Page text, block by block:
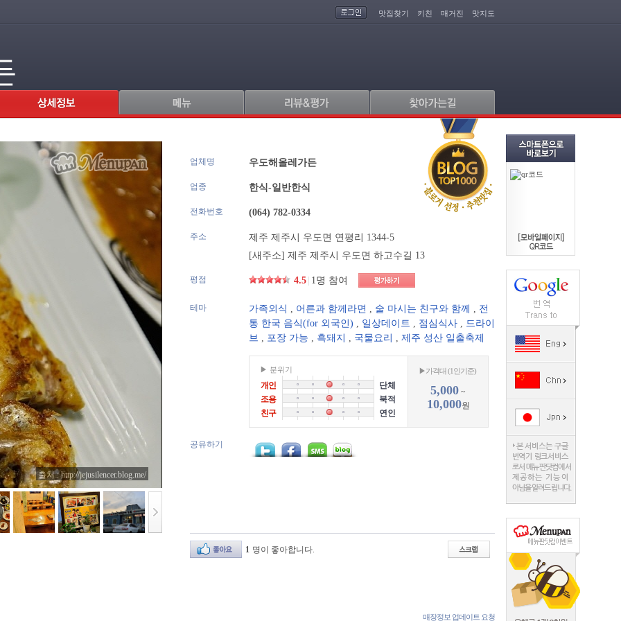
맛집찾기 키친 매거진 맛지도
출처 : http://jejusilencer.blog.me/
업체명 우도해올레가든
업종 한식-일반한식
전화번호 (064) 782-0334
주소
제주 제주시 우도면 연평리 1344-5
[새주소] 제주 제주시 우도면 하고수길 13
평점 4.5 1명 참여
테마 가족외식 , 어른과 함께라면 , 술 마시는 친구와 함께 , 전
통 한국 음식(for 외국인) , 일상데이트 , 점심식사 , 드라이
브 , 포장 가능 , 흑돼지 , 국물요리 , 제주 성산 일출축제
▶ 분위기
개인
단체
조용
북적
친구
연인
▶가격대 (1인기준)
5,000 ~
10,000원
공유하기
1 명이 좋아합니다.
매장정보 업데이트 요청